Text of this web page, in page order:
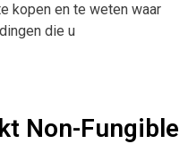
kopen en te weten waar
die u
Non-Fungible